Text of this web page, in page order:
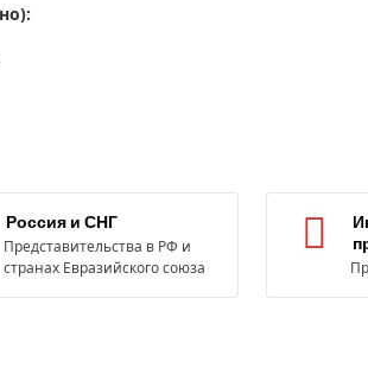
Россия и СНГ
Представительства в РФ и
странах Евразийского союза